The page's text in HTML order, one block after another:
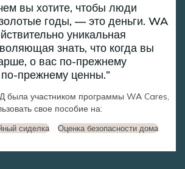
вы хотите, чтобы люди
годы, — это деньги. WA
уникальная
знать, что когда вы
о вас по-прежнему
по-прежнему ценны.
была участником программы WA Cares,
свое пособие на:
сиделка
Оценка безопасности дома